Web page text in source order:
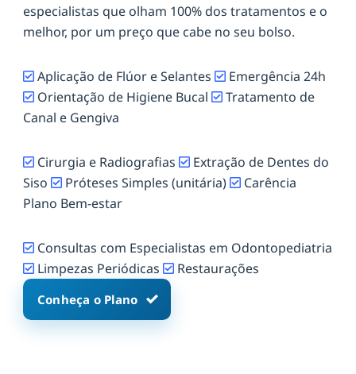
especialistas que olham 100% dos tratamentos e o
melhor, por um preço que cabe no seu bolso.
Aplicação de Flúor e Selantes
Emergência 24h
Orientação de Higiene Bucal
Tratamento de
Canal e Gengiva
Cirurgia e Radiografias
Extração de Dentes do
Siso
Próteses Simples (unitária)
Carência
Plano Bem-estar
Consultas com Especialistas em Odontopediatria
Limpezas Periódicas
Restaurações
Conheça o Plano